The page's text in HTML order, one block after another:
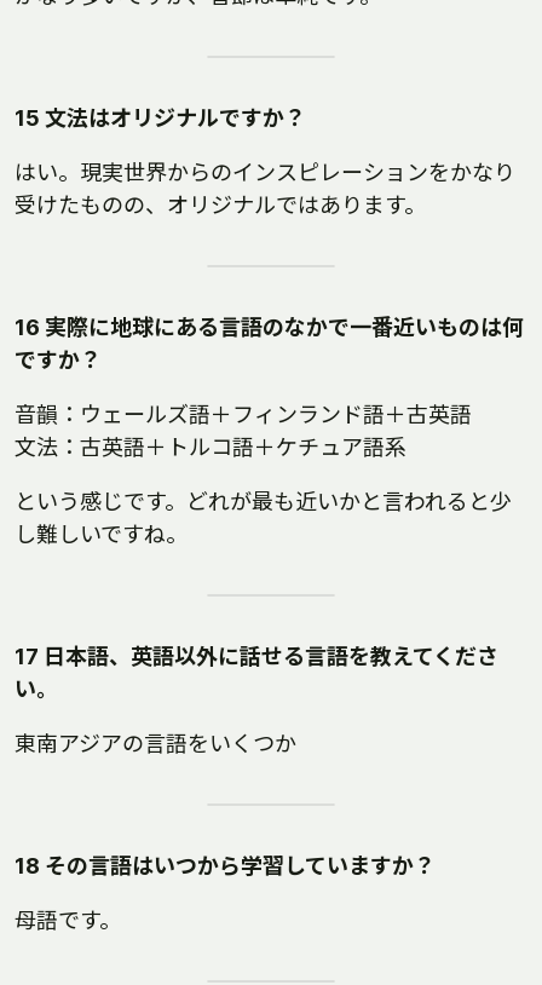
15 文法はオリジナルですか？
はい。現実世界からのインスピレーションをかなり
受けたものの、オリジナルではあります。
16 実際に地球にある言語のなかで一番近いものは何
ですか？
音韻：ウェールズ語＋フィンランド語＋古英語
文法：古英語＋トルコ語＋ケチュア語系
という感じです。どれが最も近いかと言われると少
し難しいですね。
17 日本語、英語以外に話せる言語を教えてくださ
い。
東南アジアの言語をいくつか
18 その言語はいつから学習していますか？
母語です。